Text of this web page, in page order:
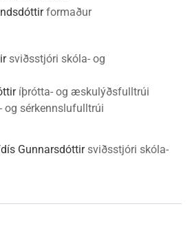
formaður
sviðsstjóri skóla- og
íþrótta- og æskulýðsfulltrúi
og sérkennslufulltrúi
Gunnarsdóttir sviðsstjóri skóla-